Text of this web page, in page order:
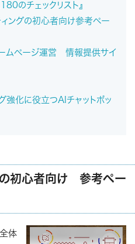
のチェックリスト』
ングの初心者向け参考ペー
ームページ運営 情報提供サイ
強化に役立つAIチャットボッ
初心者向け 参考ペー
体